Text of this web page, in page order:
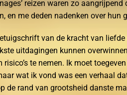
reizen waren zo aangrijpend
en me deden nadenken over hun
van de kracht van liefde
uitdagingen kunnen
te nemen. Ik moet
wat ik vond was een verhaal
de rand van grootsheid danste